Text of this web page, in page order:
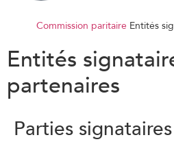
Commission paritaire Entités
Entités
partenaires
Parties